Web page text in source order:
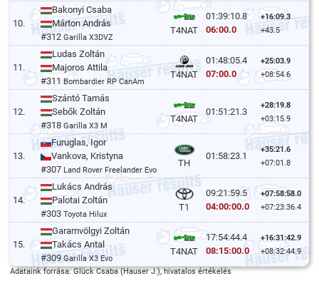
10.
Bakonyi Csaba
Márton András
#312Garilla X3DVZ
T4NAT
01:39:10.8
06:00.0
+16:09.3
+43.5
11.
Ludas Zoltán
Majoros Attila
#311Bombardier RP CanAm
T4NAT
01:48:05.4
07:00.0
+25:03.9
+08:54.6
12.
Szántó Tamás
Sebők Zoltán
#318Garilla X3 M
T4NAT
01:51:21.3
+28:19.8
+03:15.9
13.
Furuglas, Igor
Vankova, Kristyna
#307 Land Rover Freelander Evo
TH
01:58:23.1
+35:21.6
+07:01.8
14.
Lukács András
Palotai Zoltán
#303Toyota Hilux
T1
09:21:59.5
04:00:00.0
+07:58:58.0
+07:23:36.4
15.
Garamvölgyi Zoltán
Takács Antal
#309Garilla X3 Evo
T4NAT
17:54:44.4
08:15:00.0
+16:31:42.9
+08:32:44.9
Adataink forrása: Glück Csaba (Hauser J.), hivatalos értékelés